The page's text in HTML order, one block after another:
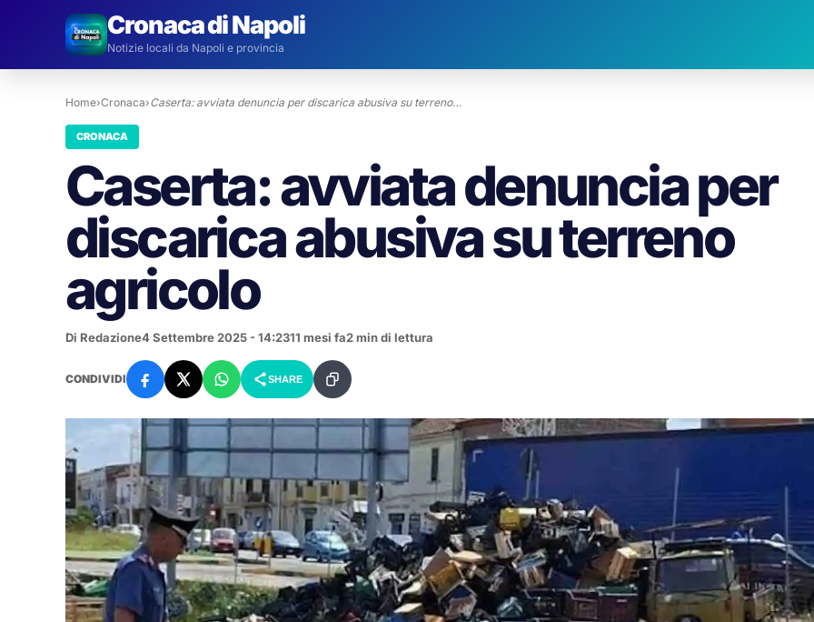
Cronaca di Napoli
Notizie locali da Napoli e provincia
Home›Cronaca›Caserta: avviata denuncia per discarica abusiva su terreno…
CRONACA
Caserta: avviata denuncia per
discarica abusiva su terreno
agricolo
Di Redazione4 Settembre 2025 - 14:2311 mesi fa2 min di lettura
CONDIVIDI SHARE